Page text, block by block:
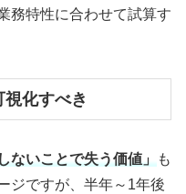
務特性に合わせて試算す
視化すべき
ないことで失う価値」
も
ジですが、半年～1年後